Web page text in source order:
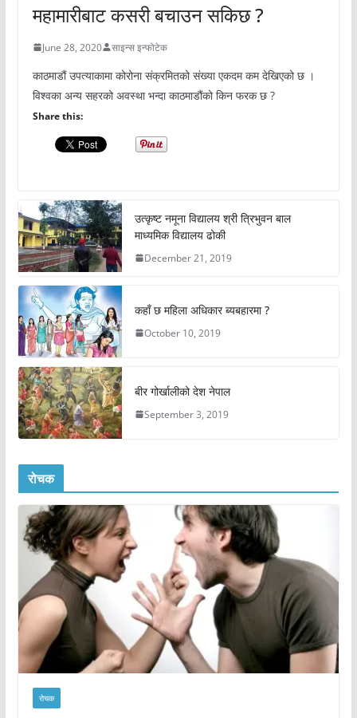
महामारीबाट कसरी बचाउन सकिछ ?
June 28, 2020 साइन्स इन्फोटेक
काठमाडौं उपत्याकामा कोरोना संक्रमितको संख्या एकदम कम देखिएको छ ।
विश्वका अन्य सहरको अवस्था भन्दा काठमाडौंको किन फरक छ ?
Share this:
उत्कृष्ट नमूना विद्यालय श्री त्रिभुवन बाल
माध्यमिक विद्यालय ढोकी
December 21, 2019
कहाँ छ महिला अधिकार ब्यबहारमा ?
October 10, 2019
बीर गोर्खालीको देश नेपाल
September 3, 2019
रोचक
रोचक